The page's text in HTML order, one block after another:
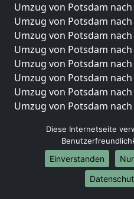
Umzug von Potsdam
Umzug von Potsdam
Umzug von Potsdam
Umzug von Potsdam nach
Umzug von Potsdam
Umzug von Potsdam
Umzug von Potsdam
Umzug von Potsdam nach
Umzug von Potsdam nach
Umzug von Potsdam
Umzug von Potsdam
Umzug von Potsdam
Umzug von Potsdam
Diese Internetseite
Einverstanden